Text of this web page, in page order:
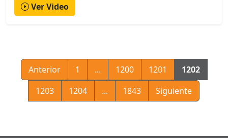
Ver Video
Anterior 1 ... 1200 1201
1202
1203
1204 ... 1843 Siguiente